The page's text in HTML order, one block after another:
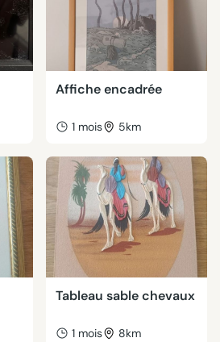
Affiche encadrée
1 mois 5km
Tableau sable chevaux
1 mois 8km